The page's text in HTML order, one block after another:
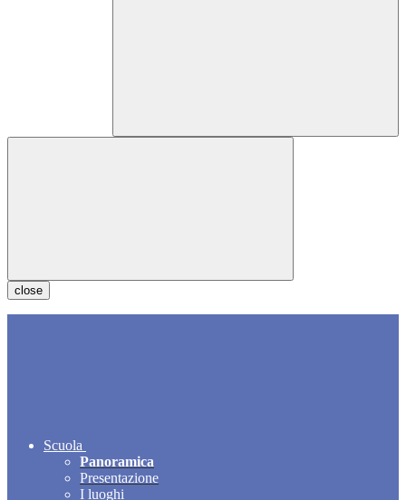
close
Scuola
Panoramica
Presentazione
I luoghi